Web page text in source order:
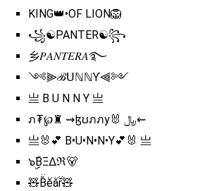
KING👑•OF LION🦁
꧁☯PANTER☯꧂
乡𝑃𝐴𝑁𝑇𝐸𝑅𝐴࿐
༺⫸ℬᑌℕℕƳ⫷༻
亗 B U N N Y 亗
ภ₮℘♜ ⇝ɮʊภภy🐰 ﷼⇜
亗🐰💕 B•U•N•N•Y💕🐰 亗
๖ۣۣۜBΞΔℜ🐻
🧸B̆̈ĕ̈ă̈r̆̈🧸